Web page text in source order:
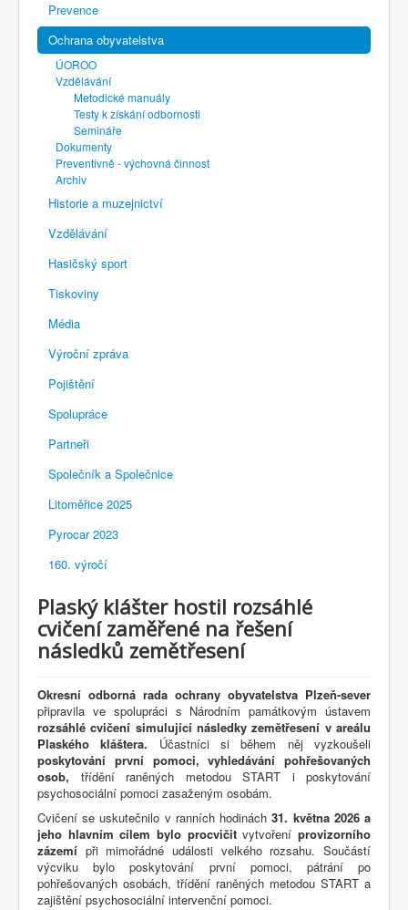
Prevence
Ochrana obyvatelstva
ÚOROO
Vzdělávání
Metodické manuály
Testy k získání odbornosti
Semináře
Dokumenty
Preventivně - výchovná činnost
Archiv
Historie a muzejnictví
Vzdělávání
Hasičský sport
Tiskoviny
Média
Výroční zpráva
Pojištění
Spolupráce
Partneři
Společník a Společnice
Litoměřice 2025
Pyrocar 2023
160. výročí
Plaský klášter hostil rozsáhlé
cvičení zaměřené na řešení
následků zemětřesení
Okresní odborná rada ochrany obyvatelstva Plzeň-sever
připravila ve spolupráci s Národním památkovým ústavem
rozsáhlé cvičení simulující následky zemětřesení v areálu
Plaského kláštera. Účastníci si během něj vyzkoušeli
poskytování první pomoci, vyhledávání pohřešovaných
osob, třídění raněných metodou START i poskytování
psychosociální pomoci zasaženým osobám.
Cvičení se uskutečnilo v ranních hodinách 31. května 2026 a
jeho hlavním cílem bylo procvičitvytvořeníprovizorního
zázemí při mimořádné události velkého rozsahu. Součástí
výcviku bylo poskytování první pomoci, pátrání po
pohřešovaných osobách, třídění raněných metodou START a
zajištění psychosociální intervenční pomoci.